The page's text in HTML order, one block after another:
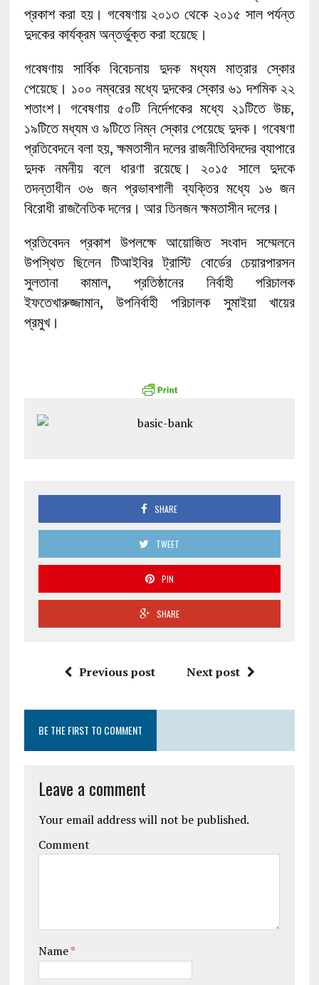
প্রকাশ করা হয়। গবেষণায় ২০১৩ থেকে ২০১৫ সাল পর্যন্ত
দুদকের কার্যক্রম অন্তর্ভুক্ত করা হয়েছে।
গবেষণায় সার্বিক বিবেচনায় দুদক মধ্যম মাত্রার স্কোর
পেয়েছে। ১০০ নম্বরের মধ্যে দুদকের স্কোর ৬১ দশমিক ২২
শতাংশ। গবেষণায় ৫০টি নির্দেশকের মধ্যে ২১টিতে উচ্চ,
১৯টিতে মধ্যম ও ৯টিতে নিম্ন স্কোর পেয়েছে দুদক। গবেষণা
প্রতিবেদনে বলা হয়, ক্ষমতাসীন দলের রাজনীতিবিদদের ব্যাপারে
দুদক নমনীয় বলে ধারণা রয়েছে। ২০১৫ সালে দুদকে
তদন্তাধীন ৩৬ জন প্রভাবশালী ব্যক্তির মধ্যে ১৬ জন
বিরোধী রাজনৈতিক দলের। আর তিনজন ক্ষমতাসীন দলের।
প্রতিবেদন প্রকাশ উপলক্ষে আয়োজিত সংবাদ সম্মেলনে
উপস্থিত ছিলেন টিআইবির ট্রাস্টি বোর্ডের চেয়ারপারসন
সুলতানা কামাল, প্রতিষ্ঠানের নির্বাহী পরিচালক
ইফতেখারুজ্জামান, উপনির্বাহী পরিচালক সুমাইয়া খায়ের
প্রমুখ।
SHARE
TWEET
PIN
SHARE
Previous post Next post
BE THE FIRST TO COMMENT
Leave a comment
Your email address will not be published.
Comment
Name*